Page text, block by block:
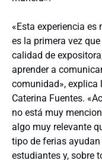
«Esta experiencia es
es la primera vez
calidad de
aprender a
comunidad», explica
Caterina Fuentes.
no está muy
algo muy relevante
tipo de ferias
estudiantes y, sobre